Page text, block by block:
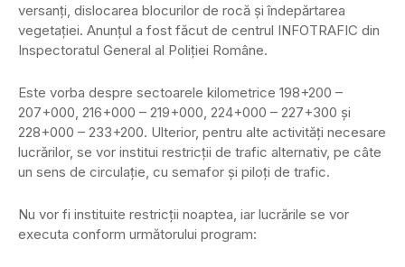
versanți, dislocarea blocurilor de rocă și îndepărtarea
vegetației. Anunțul a fost făcut de centrul INFOTRAFIC din
Inspectoratul General al Poliției Române.
Este vorba despre sectoarele kilometrice 198+200 –
207+000, 216+000 – 219+000, 224+000 – 227+300 și
228+000 – 233+200. Ulterior, pentru alte activități necesare
lucrărilor, se vor institui restricții de trafic alternativ, pe câte
un sens de circulație, cu semafor și piloți de trafic.
Nu vor fi instituite restricții noaptea, iar lucrările se vor
executa conform următorului program: